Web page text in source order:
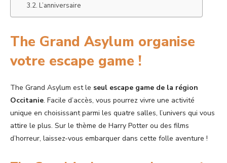
L’anniversaire
The Grand Asylum organise
votre escape game !
The Grand Asylum est le seul escape game de la région
Occitanie. Facile d’accès, vous pourrez vivre une activité
unique en choisissant parmi les quatre salles, l’univers qui vous
attire le plus. Sur le thème de Harry Potter ou des films
d’horreur, laissez-vous embarquer dans cette folle aventure !